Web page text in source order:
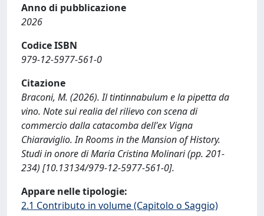
Anno di pubblicazione
2026
Codice ISBN
979-12-5977-561-0
Citazione
Braconi, M. (2026). Il tintinnabulum e la pipetta da
vino. Note sui realia del rilievo con scena di
commercio dalla catacomba dell'ex Vigna
Chiaraviglio. In Rooms in the Mansion of History.
Studi in onore di Maria Cristina Molinari (pp. 201-
234) [10.13134/979-12-5977-561-0].
Appare nelle tipologie:
2.1 Contributo in volume (Capitolo o Saggio)